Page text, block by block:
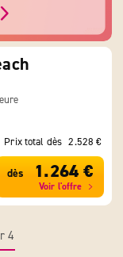
Prix total dès 2.528 €
dès 1.264 €
Voir l'offre
4